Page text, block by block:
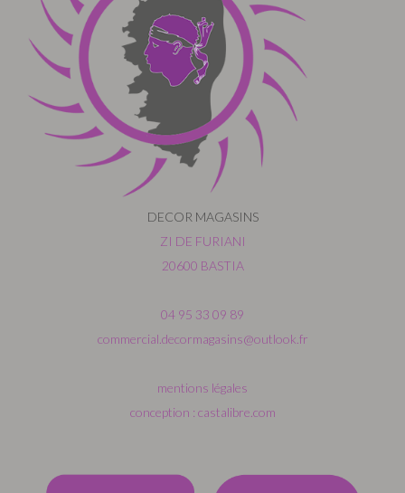
DECOR MAGASINS
ZI DE FURIANI
20600 BASTIA
04 95 33 09 89
commercial.decormagasins@outlook.fr
mentions légales
conception : castalibre.com